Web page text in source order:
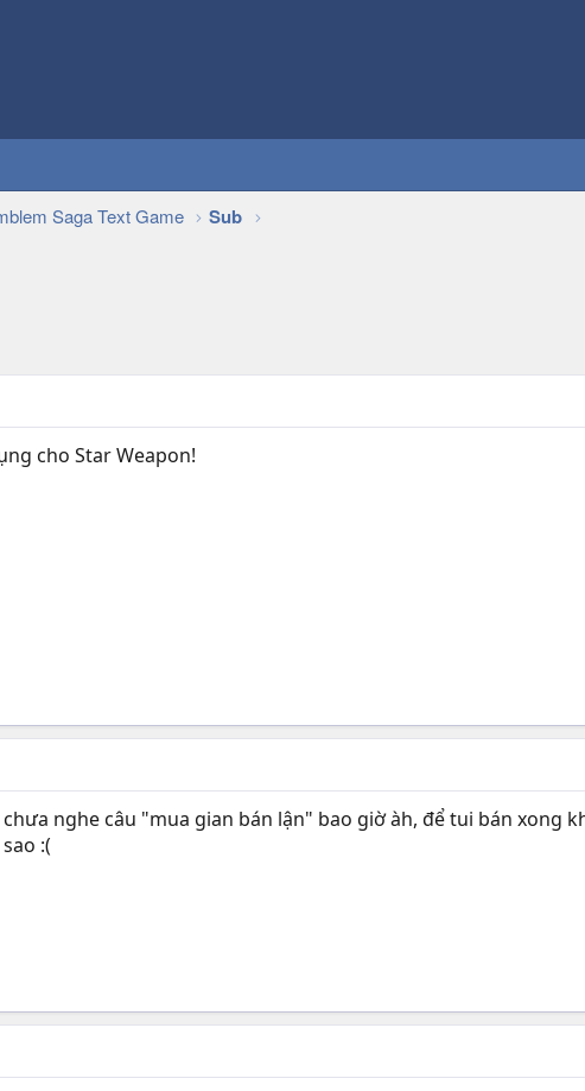
Saga Text Game Sub
cho Star Weapon!
nghe câu "mua gian bán lận" bao giờ àh, để tui bán xong
:(